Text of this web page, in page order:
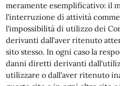
meramente esemplificativo: il
l'interruzione di attività
l'impossibilità di utilizzo dei
derivanti dall'aver ritenuto
sito stesso. In ogni caso la
danni diretti derivanti
utilizzare o dall'aver ritenuto